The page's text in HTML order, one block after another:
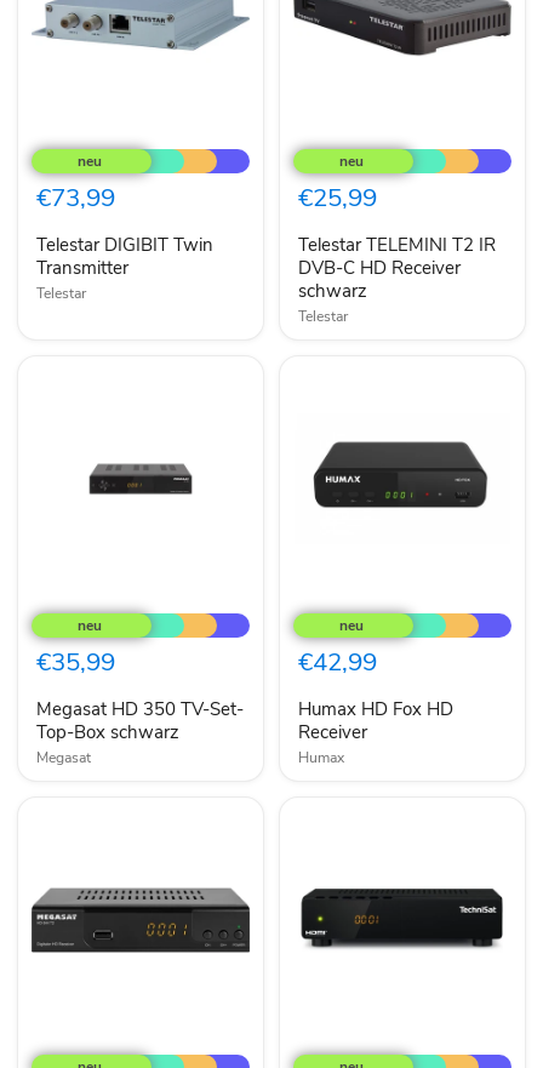
DIGIBIT
Twin
Transmitter
€73,99
Telestar DIGIBIT Twin
Transmitter
Telestar
TELEMINI
T2
IR
DVB-
HD
Receiver
schwarz
€25,99
Telestar TELEMINI T2 IR
DVB-C HD Receiver
schwarz
Telestar
HD
350
TV-
Set-
Box
schwarz
€35,99
Megasat HD 350 TV-Set-
Top-Box schwarz
Megasat
HD
Fox
HD
Receiver
€42,99
Humax HD Fox HD
Receiver
Humax
HD
HD-